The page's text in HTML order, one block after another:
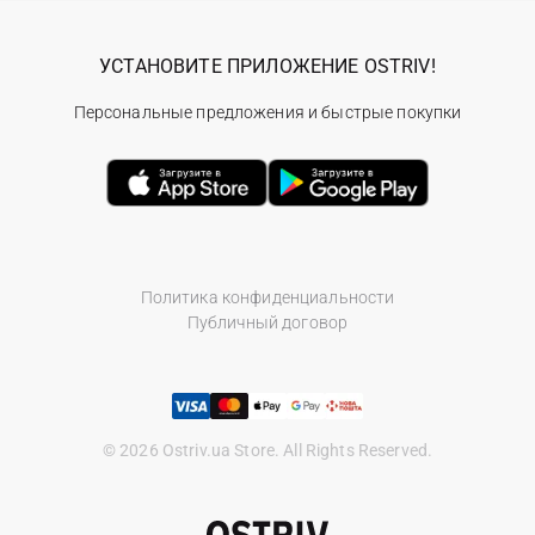
Политика конфиденциальности
Публичный договор
© 2026 Ostriv.ua Store. All Rights Reserved.
УСТАНОВИТЕ ПРИЛОЖЕНИЕ OSTRIV!
Персональные предложения и быстрые покупки